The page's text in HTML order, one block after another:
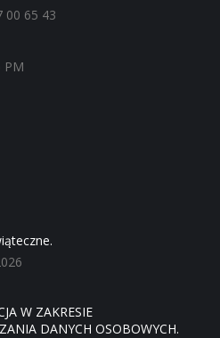
00 65 43
PM
W ZAKRESIE
DANYCH OSOBOWYCH.